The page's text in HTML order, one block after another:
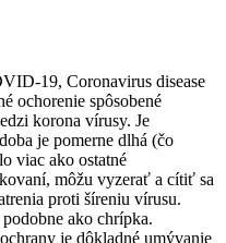
19, Coronavirus disease
ochorenie spôsobené
korona vírusy. Je
je pomerne dlhá (čo
viac ako ostatné
môžu vyzerať a cítiť sa
proti šíreniu vírusu.
ako chrípka.
je dôkladné umývanie